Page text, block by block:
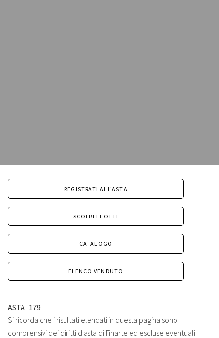
REGISTRATI ALL'ASTA
SCOPRI I LOTTI
CATALOGO
ELENCO VENDUTO
ASTA 179
Si ricorda che i risultati elencati in questa pagina sono
comprensivi dei diritti d'asta di Finarte ed escluse eventuali